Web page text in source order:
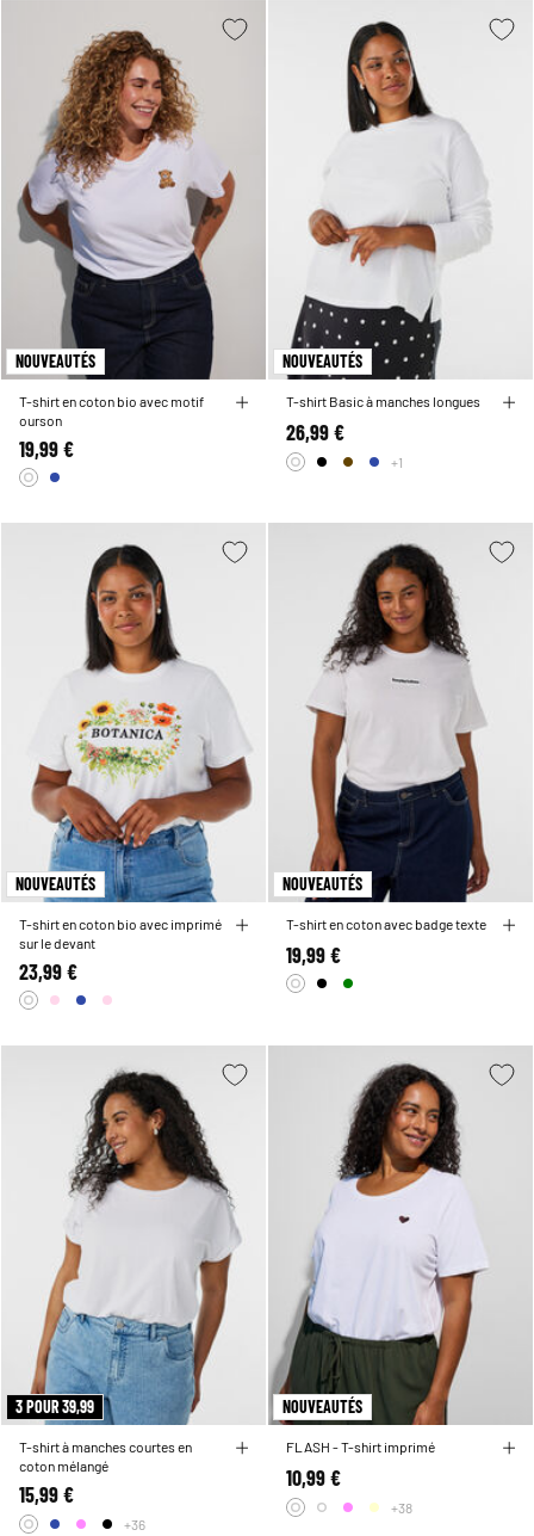
NOUVEAUTÉS
T-shirt en coton bio avec motif
ourson
19,99 €
NOUVEAUTÉS
T-shirt Basic à manches longues
26,99 €
+1
NOUVEAUTÉS
T-shirt en coton bio avec imprimé
sur le devant
23,99 €
NOUVEAUTÉS
T-shirt en coton avec badge texte
19,99 €
3 POUR 39,99
T-shirt à manches courtes en
coton mélangé
15,99 €
+36
NOUVEAUTÉS
FLASH - T-shirt imprimé
10,99 €
+38